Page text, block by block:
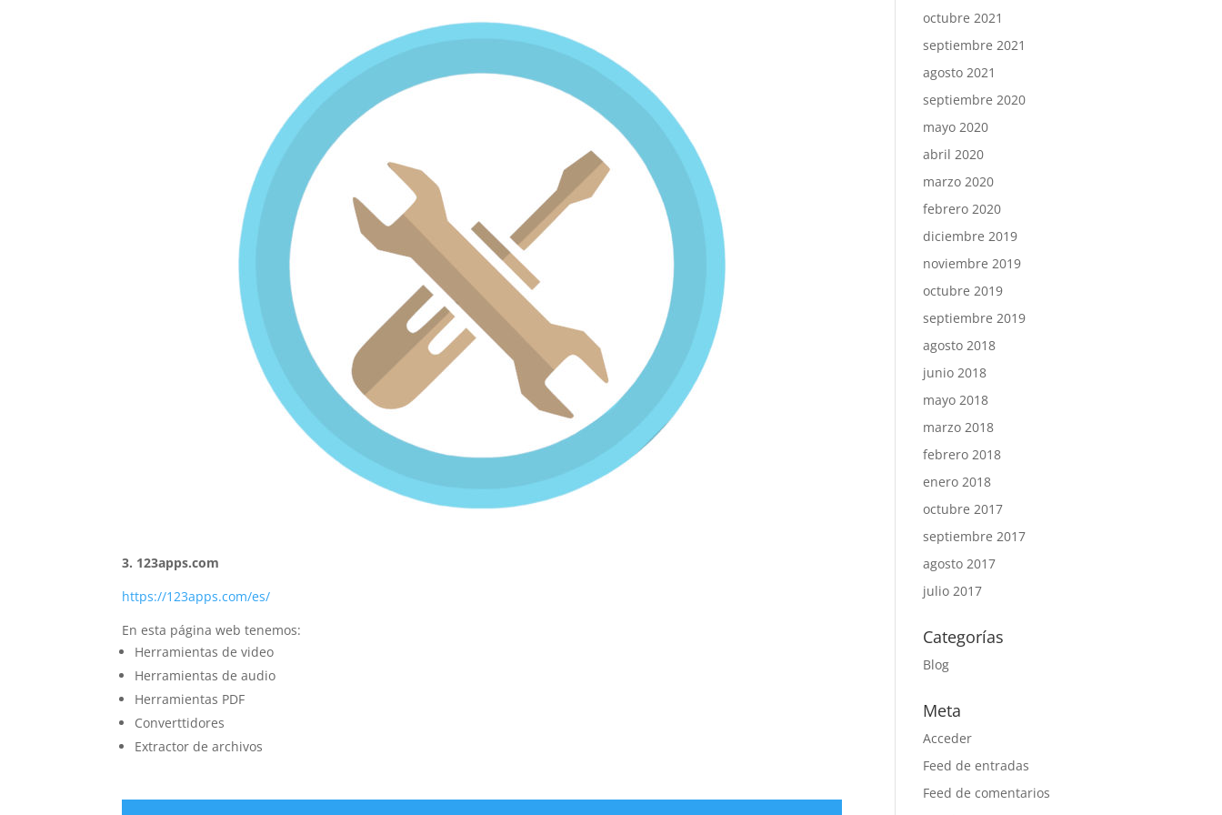
3. 123apps.com
https://123apps.com/es/
En esta página web tenemos:
Herramientas de video
Herramientas de audio
Herramientas PDF
Converttidores
Extractor de archivos
octubre 2021
septiembre 2021
agosto 2021
septiembre 2020
mayo 2020
abril 2020
marzo 2020
febrero 2020
diciembre 2019
noviembre 2019
octubre 2019
septiembre 2019
agosto 2018
junio 2018
mayo 2018
marzo 2018
febrero 2018
enero 2018
octubre 2017
septiembre 2017
agosto 2017
julio 2017
Categorías
Blog
Meta
Acceder
Feed de entradas
Feed de comentarios